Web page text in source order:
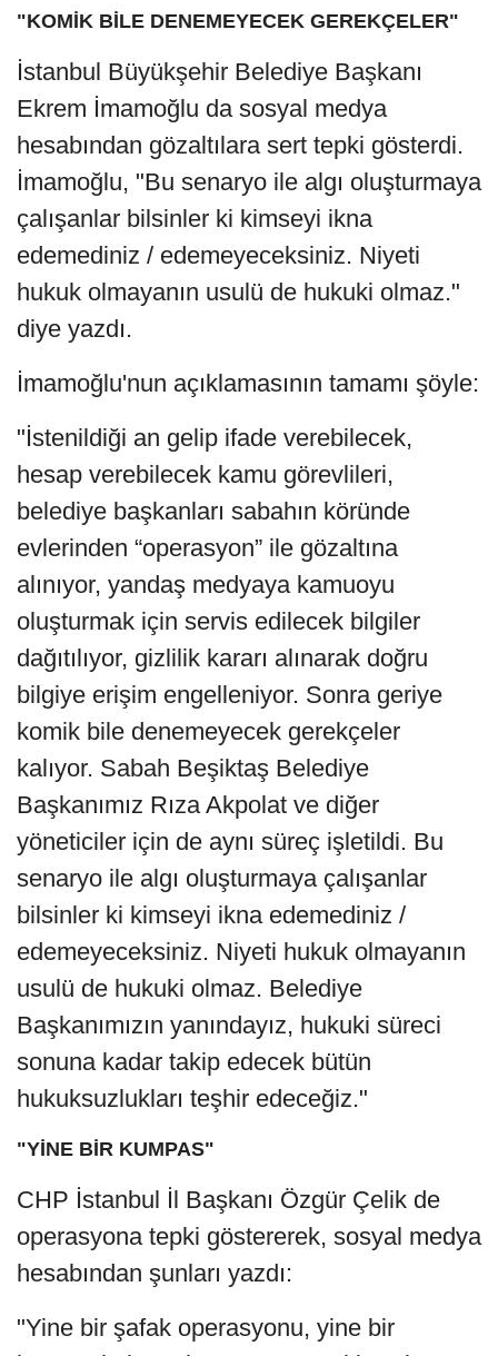
"KOMİK BİLE DENEMEYECEK GEREKÇELER"
İstanbul Büyükşehir Belediye Başkanı
Ekrem İmamoğlu da sosyal medya
hesabından gözaltılara sert tepki gösterdi.
İmamoğlu, "Bu senaryo ile algı oluşturmaya
çalışanlar bilsinler ki kimseyi ikna
edemediniz / edemeyeceksiniz. Niyeti
hukuk olmayanın usulü de hukuki olmaz."
diye yazdı.
İmamoğlu'nun açıklamasının tamamı şöyle:
"İstenildiği an gelip ifade verebilecek,
hesap verebilecek kamu görevlileri,
belediye başkanları sabahın köründe
evlerinden “operasyon” ile gözaltına
alınıyor, yandaş medyaya kamuoyu
oluşturmak için servis edilecek bilgiler
dağıtılıyor, gizlilik kararı alınarak doğru
bilgiye erişim engelleniyor. Sonra geriye
komik bile denemeyecek gerekçeler
kalıyor. Sabah Beşiktaş Belediye
Başkanımız Rıza Akpolat ve diğer
yöneticiler için de aynı süreç işletildi. Bu
senaryo ile algı oluşturmaya çalışanlar
bilsinler ki kimseyi ikna edemediniz /
edemeyeceksiniz. Niyeti hukuk olmayanın
usulü de hukuki olmaz. Belediye
Başkanımızın yanındayız, hukuki süreci
sonuna kadar takip edecek bütün
hukuksuzlukları teşhir edeceğiz."
"YİNE BİR KUMPAS"
CHP İstanbul İl Başkanı Özgür Çelik de
operasyona tepki göstererek, sosyal medya
hesabından şunları yazdı:
"Yine bir şafak operasyonu, yine bir